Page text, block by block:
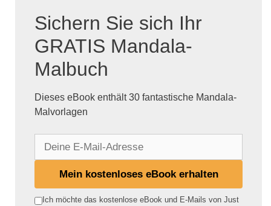
Sichern Sie sich Ihr
GRATIS Mandala-
Malbuch
Dieses eBook enthält 30 fantastische Mandala-
Malvorlagen
e
Mein kostenloses eBook erhalten
Ich möchte das kostenlose eBook und E-Mails von Just